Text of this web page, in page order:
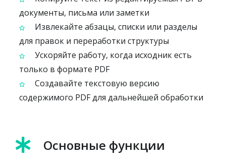
документы, письма или заметки
Извлекайте абзацы, списки или разделы
для правок и переработки структуры
Ускоряйте работу, когда исходник есть
только в формате PDF
Создавайте текстовую версию
содержимого PDF для дальнейшей обработки
Основные функции